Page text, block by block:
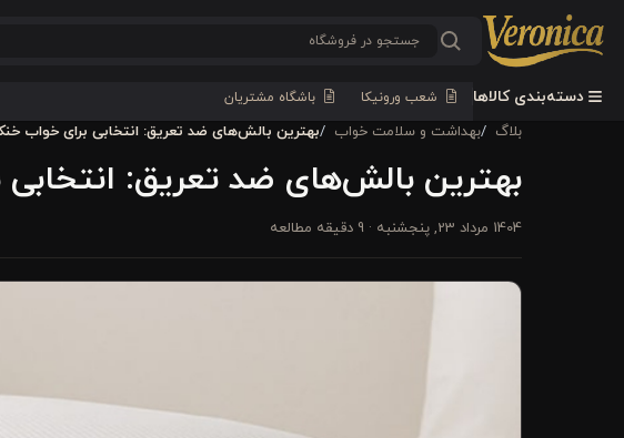
دسته‌بندی کالاها شعب ورونیکا باشگاه مشتریان
بلاگ بهداشت و سلامت خواب بهترین بالش‌های ضد تعریق: انتخابی برای خواب
بهترین بالش‌های ضد تعریق:
1404 مرداد 23, پنجشنبه · 9 دقیقه مطالعه